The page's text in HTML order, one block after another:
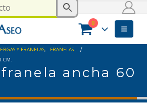
0
Y FRANELAS,
FRANELAS
CM.
ancha 60